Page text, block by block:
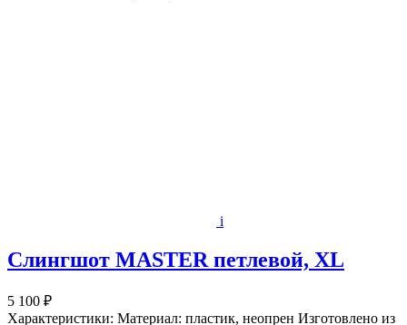
i
Слингшот MASTER петлевой, XL
5 100 ₽
Характеристики: Материал: пластик, неопрен Изготовлено из